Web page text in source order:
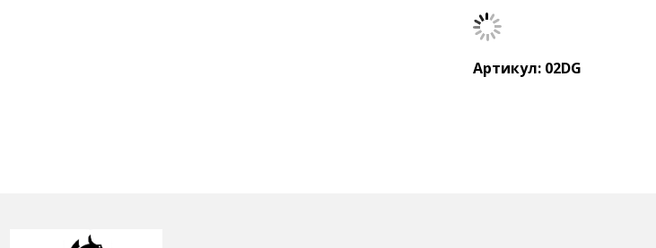
Артикул: 02DG